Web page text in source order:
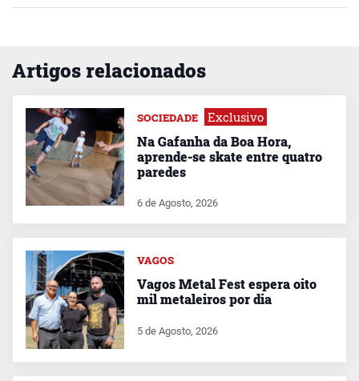
Artigos relacionados
SOCIEDADE Exclusivo
Na Gafanha da Boa Hora,
aprende-se skate entre quatro
paredes
6 de Agosto, 2026
VAGOS
Vagos Metal Fest espera oito
mil metaleiros por dia
5 de Agosto, 2026